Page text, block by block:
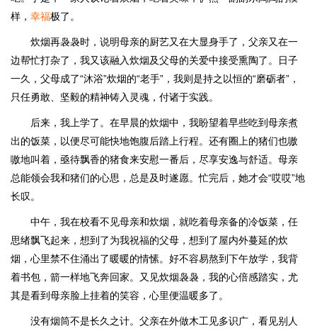
样， 幸福极了。
炊烟再袅袅时，说明母亲的厨艺又在大显身手了，父亲又在一
边帮忙打杂了，我又该融入炊烟及父母的关爱中接受熏陶了。日子
一久，父母成了“沐浴”炊烟的“老手”，我则是持之以恒的“磨砺者”，
只任勇敢、坚毅的精神铸入灵魂，付诸于实践。
后来，我上学了。在早晨的炊烟中，我盼望着早些吃到母亲煮
出的饭菜，以便尽可能快地饱腹后踏上行程。还有圈上的猪们也嗷
嗷地叫着，亟待飘香的猪食来安慰一番后，尽享安逸与舒适。母亲
总能领会我和猪们的心思，总是及时遂愿。忙完后，她才会“哎哎”地
长叹。
中午，我在校看不见母亲和炊烟，就吃着母亲备的冷饭菜，任
思绪飘飞起来，想到了为我祝福的父母，想到了屋内外蔓延的炊
烟，心里禁不住涌出了暖暖的情愫。好不容易熬到下午放学，我背
着书包，箭一样地飞奔回家。又见炊烟袅袅，我的心倍感踏实，尤
其是看到母亲脸上挂着的笑容，心里便温暖多了。
没有烟筒不是长久之计。父亲在外做木工见多识广，看见别人